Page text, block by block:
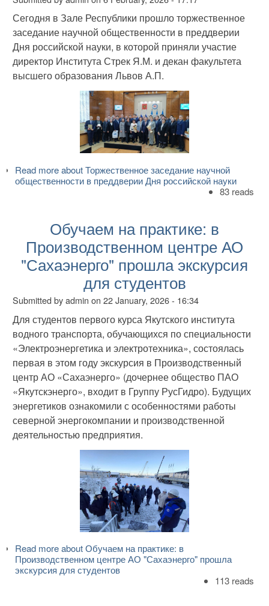
Сегодня в Зале Республики прошло торжественное
заседание научной общественности в преддверии
Дня российской науки, в которой приняли участие
директор Института Стрек Я.М. и декан факультета
высшего образования Львов А.П.
Read moreabout Торжественное заседание научной
общественности в преддверии Дня российской науки
83 reads
Обучаем на практике: в
Производственном центре АО
"Сахаэнерго" прошла экскурсия
для студентов
Submitted byadmin on 22 January, 2026 - 16:34
Для студентов первого курса Якутского института
водного транспорта, обучающихся по специальности
«Электроэнергетика и электротехника», состоялась
первая в этом году экскурсия в Производственный
центр АО «Сахаэнерго» (дочернее общество ПАО
«Якутскэнерго», входит в Группу РусГидро). Будущих
энергетиков ознакомили с особенностями работы
северной энергокомпании и производственной
деятельностью предприятия.
Read moreabout Обучаем на практике: в
Производственном центре АО "Сахаэнерго" прошла
экскурсия для студентов
113 reads